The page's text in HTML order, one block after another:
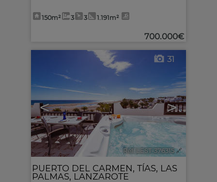
150m² 3 3 1.191m²
700.000€
< >
31
Ref. LEST-376315 🔗
PUERTO DEL CARMEN, TÍAS, LAS
PALMAS, LANZAROTE